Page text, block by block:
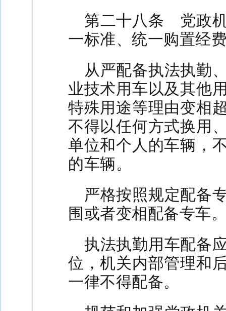
第二十八条 党政
一标准、统一购置经
从严配备执法执勤
业技术用车以及其他
特殊用途等理由变相
不得以任何方式换用
单位和个人的车辆，
的车辆。
严格按照规定配备
围或者变相配备专车
执法执勤用车配备
位，机关内部管理和
一律不得配备。